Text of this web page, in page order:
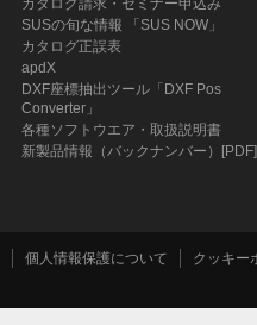
SUSの旬な情報 「SUS NOW」
カタログ正誤表
apdX
DXF座標抽出ツール「DXF Pos
Converter」
各種ソフトウエア・取扱説明書
新製品情報（バックナンバー）[PDF]
個人情報保護について クッキー